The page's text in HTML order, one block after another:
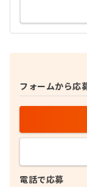
電話で応募
フォームから応